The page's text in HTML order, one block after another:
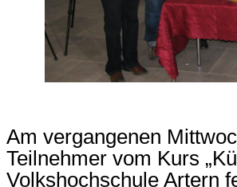
Am vergangenen
Teilnehmer vom Kurs
Volkshochschule Artern